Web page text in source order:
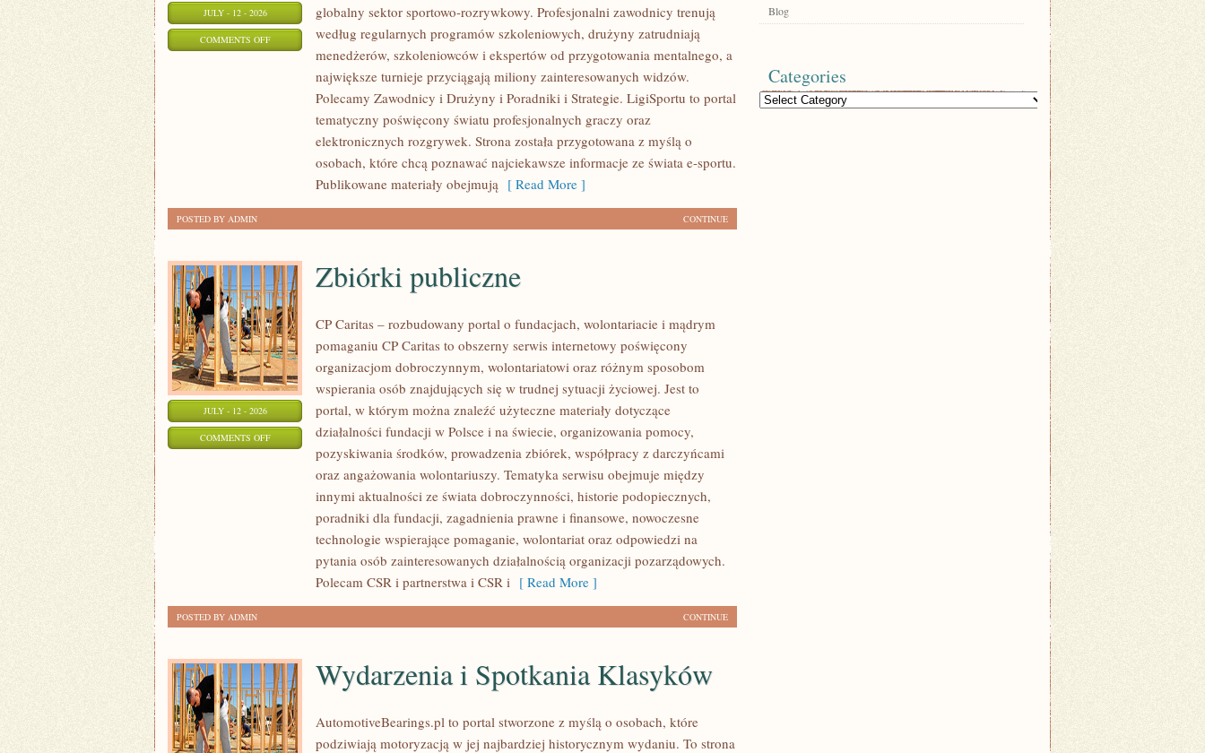
JULY - 12 - 2026
COMMENTS OFFON
globalny sektor sportowo-rozrywkowy. Profesjonalni zawodnicy trenują
według regularnych programów szkoleniowych, drużyny zatrudniają
menedżerów, szkoleniowców i ekspertów od przygotowania mentalnego, a
największe turnieje przyciągają miliony zainteresowanych widzów.
Polecamy Zawodnicy i Drużyny i Poradniki i Strategie. LigiSportu to portal
tematyczny poświęcony światu profesjonalnych graczy oraz
elektronicznych rozgrywek. Strona została przygotowana z myślą o
osobach, które chcą poznawać najciekawsze informacje ze świata e-sportu.
Publikowane materiały obejmują [ Read More ]
CONTINUE
POSTED BY ADMIN
JULY - 12 - 2026
COMMENTS OFFON
PUBLICZNE
Zbiórki publiczne
CP Caritas – rozbudowany portal o fundacjach, wolontariacie i mądrym
pomaganiu CP Caritas to obszerny serwis internetowy poświęcony
organizacjom dobroczynnym, wolontariatowi oraz różnym sposobom
wspierania osób znajdujących się w trudnej sytuacji życiowej. Jest to
portal, w którym można znaleźć użyteczne materiały dotyczące
działalności fundacji w Polsce i na świecie, organizowania pomocy,
pozyskiwania środków, prowadzenia zbiórek, współpracy z darczyńcami
oraz angażowania wolontariuszy. Tematyka serwisu obejmuje między
innymi aktualności ze świata dobroczynności, historie podopiecznych,
poradniki dla fundacji, zagadnienia prawne i finansowe, nowoczesne
technologie wspierające pomaganie, wolontariat oraz odpowiedzi na
pytania osób zainteresowanych działalnością organizacji pozarządowych.
Polecam CSR i partnerstwa i CSR i [ Read More ]
CONTINUE
POSTED BY ADMIN
Wydarzenia i Spotkania Klasyków
AutomotiveBearings.pl to portal stworzone z myślą o osobach, które
podziwiają motoryzacją w jej najbardziej historycznym wydaniu. To strona
Blog
Categories
Categories